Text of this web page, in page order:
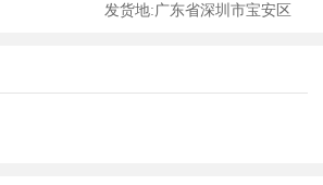
发货地:广东省深圳市宝安区